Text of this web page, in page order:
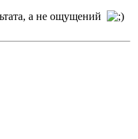
а не ощущений